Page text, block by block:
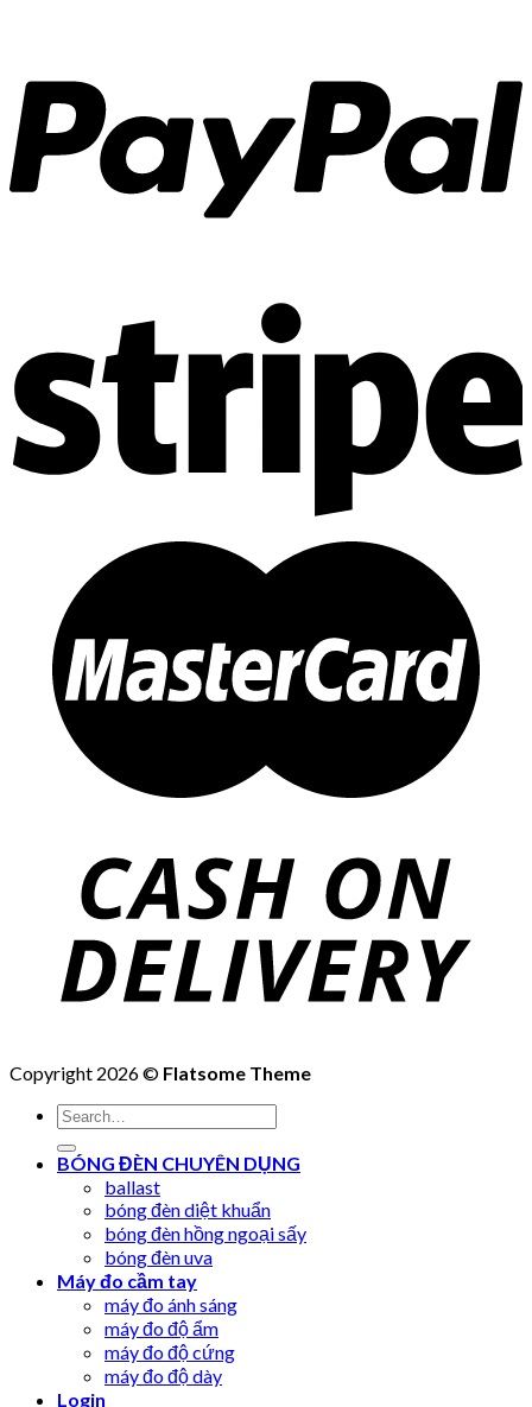
Copyright 2026 © Flatsome Theme
Search
for:
BÓNG ĐÈN CHUYÊN DỤNG
ballast
bóng đèn diệt khuẩn
bóng đèn hồng ngoại sấy
bóng đèn uva
Máy đo cầm tay
máy đo ánh sáng
máy đo độ ẩm
máy đo độ cứng
máy đo độ dày
Login